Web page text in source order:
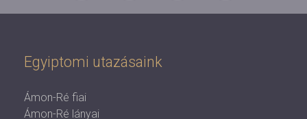
Egyiptomi utazásaink
Ámon-Ré fiai
Ámon-Ré lányai